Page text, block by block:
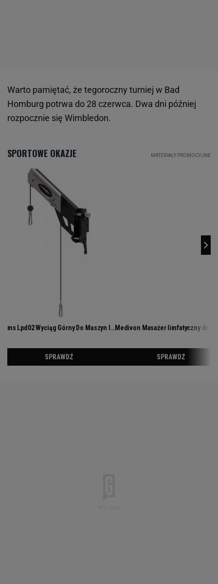
Warto pamiętać, że tegoroczny turniej w Bad
Homburg potrwa do 28 czerwca. Dwa dni później
rozpocznie się Wimbledon.